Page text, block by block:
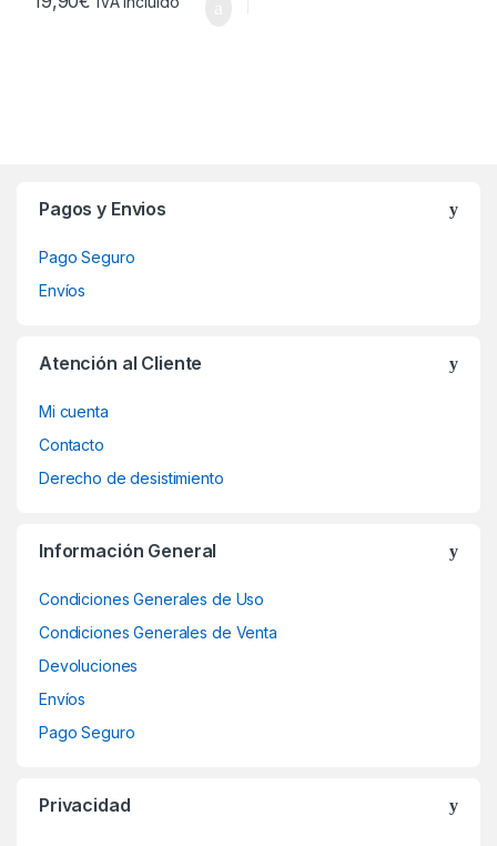
Pagos y Envios
Pago Seguro
Envíos
Atención al Cliente
Mi cuenta
Contacto
Derecho de desistimiento
Información General
Condiciones Generales de Uso
Condiciones Generales de Venta
Devoluciones
Envíos
Pago Seguro
Privacidad